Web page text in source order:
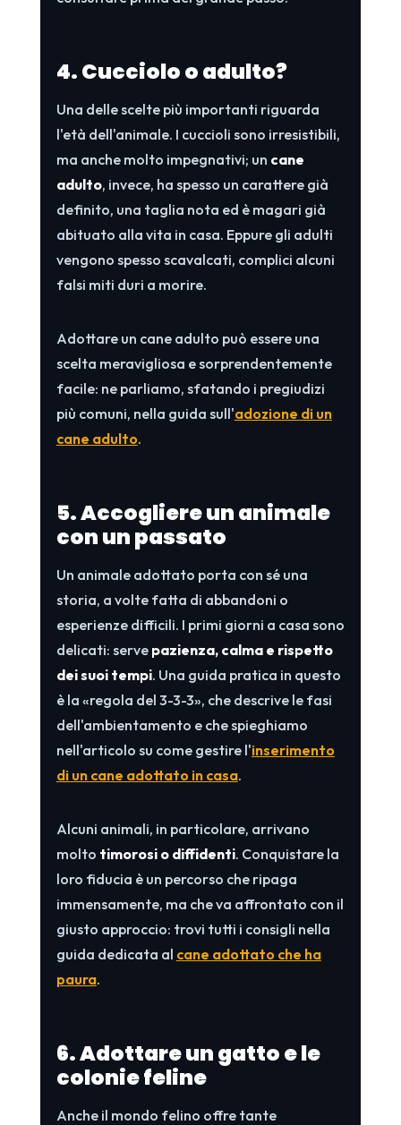
4. Cucciolo o adulto?
Una delle scelte più importanti riguarda
l'età dell'animale. I cuccioli sono irresistibili,
ma anche molto impegnativi; un cane
adulto, invece, ha spesso un carattere già
definito, una taglia nota ed è magari già
abituato alla vita in casa. Eppure gli adulti
vengono spesso scavalcati, complici alcuni
falsi miti duri a morire.
Adottare un cane adulto può essere una
scelta meravigliosa e sorprendentemente
facile: ne parliamo, sfatando i pregiudizi
più comuni, nella guida sull'adozione di un
cane adulto.
5. Accogliere un animale
con un passato
Un animale adottato porta con sé una
storia, a volte fatta di abbandoni o
esperienze difficili. I primi giorni a casa sono
delicati: serve pazienza, calma e rispetto
dei suoi tempi. Una guida pratica in questo
è la «regola del 3-3-3», che descrive le fasi
dell'ambientamento e che spieghiamo
nell'articolo su come gestire l'inserimento
di un cane adottato in casa.
Alcuni animali, in particolare, arrivano
molto timorosi o diffidenti. Conquistare la
loro fiducia è un percorso che ripaga
immensamente, ma che va affrontato con il
giusto approccio: trovi tutti i consigli nella
guida dedicata al cane adottato che ha
paura.
6. Adottare un gatto e le
colonie feline
Anche il mondo felino offre tante